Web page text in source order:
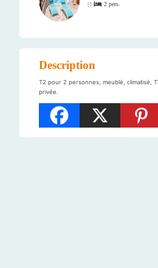
(1) 2 pers.
Description
T2 pour 2 personnes, meublé, climatisé,
privée.